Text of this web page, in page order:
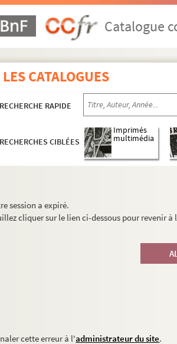
Catalogue
LES CATALOGUES
RECHERCHE RAPIDE
RECHERCHES CIBLÉES
Imprimés
multimédia
session a expiré.
cliquer sur le lien ci-dessous pour revenir
cette erreur à l'administrateur du site.